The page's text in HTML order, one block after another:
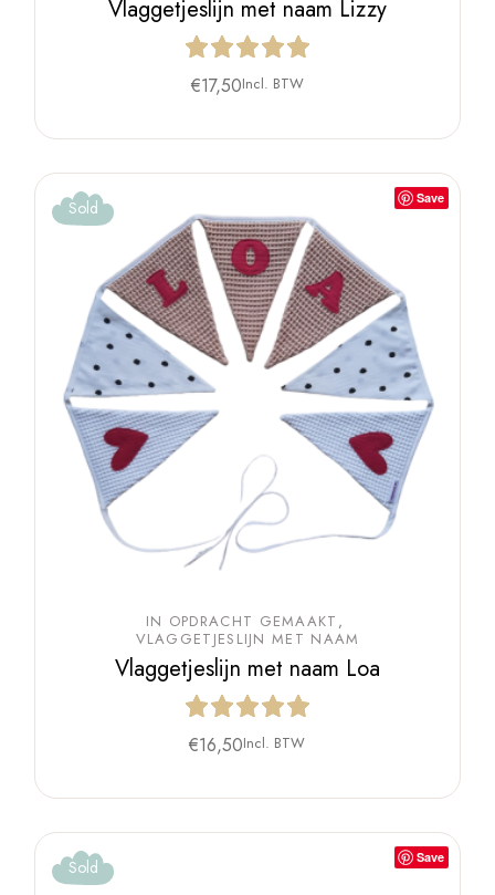
Vlaggetjeslijn met naam Lizzy
€17,50Incl. BTW
Save
Sold
IN OPDRACHT GEMAAKT
VLAGGETJESLIJN MET NAAM
Vlaggetjeslijn met naam Loa
€16,50Incl. BTW
Save
Sold